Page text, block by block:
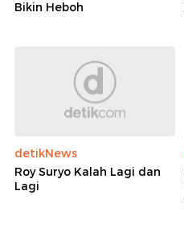
Bikin Heboh
detikNews
Roy Suryo Kalah Lagi dan
Lagi